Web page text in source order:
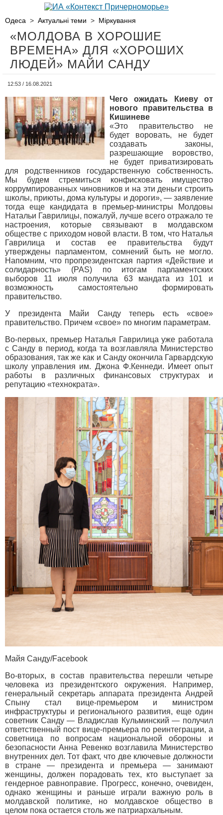
Одеса > Актуальні теми > Міркування
«МОЛДОВА В ХОРОШИЕ
ВРЕМЕНА» ДЛЯ «ХОРОШИХ
ЛЮДЕЙ» МАЙИ САНДУ
12:53 / 16.08.2021
Чего ожидать Киеву от
нового правительства в
Кишиневе
«Это правительство не
будет воровать, не будет
создавать законы,
разрешающие воровство,
не будет приватизировать
для родственников государственную собственность.
Мы будем стремиться конфисковать имущество
коррумпированных чиновников и на эти деньги строить
школы, приюты, дома культуры и дороги», — заявление
тогда еще кандидата в премьер-министры Молдовы
Натальи Гаврилицы, пожалуй, лучше всего отражало те
настроения, которые связывают в молдавском
обществе с приходом новой власти. В том, что Наталья
Гаврилица и состав ее правительства будут
утверждены парламентом, сомнений быть не могло.
Напомним, что пропрезидентская партия «Действие и
солидарность» (PAS) по итогам парламентских
выборов 11 июля получила 63 мандата из 101 и
возможность самостоятельно формировать
правительство.
У президента Майи Санду теперь есть «свое»
правительство. Причем «свое» по многим параметрам.
Во-первых, премьер Наталья Гаврилица уже работала
с Санду в период, когда та возглавляла Министерство
образования, так же как и Санду окончила Гарвардскую
школу управления им. Джона Ф.Кеннеди. Имеет опыт
работы в различных финансовых структурах и
репутацию «технократа».
Майя Санду/Facebook
Во-вторых, в состав правительства перешли четыре
человека из президентского окружения. Например,
генеральный секретарь аппарата президента Андрей
Спыну стал вице-премьером и министром
инфраструктуры и регионального развития, еще один
советник Санду — Владислав Кульминский — получил
ответственный пост вице-премьера по реинтеграции, а
советница по вопросам национальной обороны и
безопасности Анна Ревенко возглавила Министерство
внутренних дел. Тот факт, что две ключевые должности
в стране — президента и премьера — занимают
женщины, должен порадовать тех, кто выступает за
гендерное равноправие. Прогресс, конечно, очевиден,
однако женщины и раньше играли важную роль в
молдавской политике, но молдавское общество в
целом пока остается столь же патриархальным.